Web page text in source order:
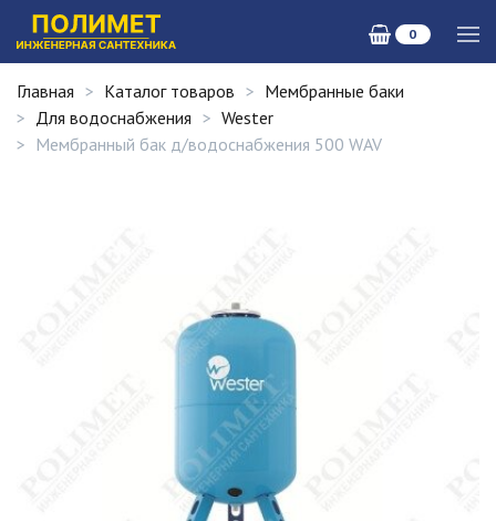
0
Главная Каталог товаров
Мембранные баки
Для водоснабжения
Wester
Мембранный бак д/водоснабжения 500 WAV